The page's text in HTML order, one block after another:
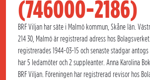
(746000-2186)
BRF Viljan har säte i Malmö kommun, Skåne län.
214 30, Malmö är registrerad adress hos
registrerades 1944-03-15 och senaste stadgar antogs
har 5 ledamöter och 2 suppleanter. Anna Karolina
BRF Viljan. Föreningen har registrerad revisor hos